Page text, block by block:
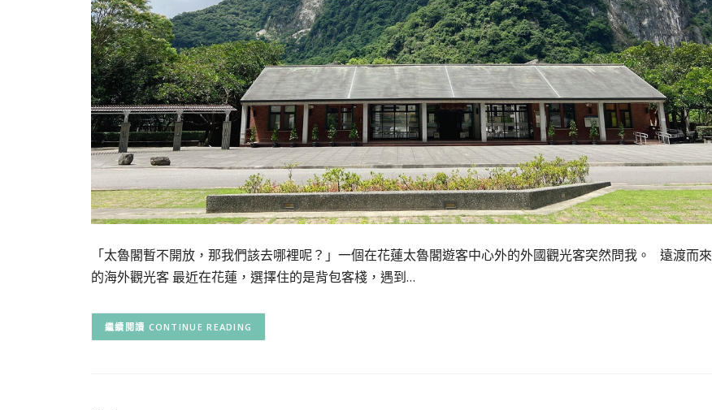
「太魯閣暫不開放，那我們該去哪裡呢？」一個在花蓮太魯閣遊客中心外的外國觀光客突然問我。 遠渡而來
的海外觀光客 最近在花蓮，選擇住的是背包客棧，遇到…
CONTINUE READING